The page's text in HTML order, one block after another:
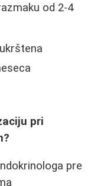
od 2-4
pri
pre